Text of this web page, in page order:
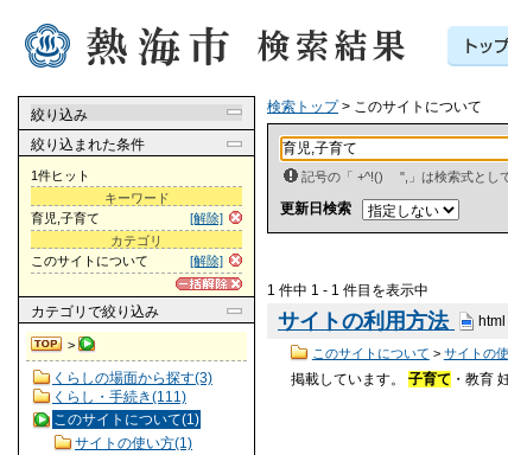
絞り込み
絞り込まれた条件
1件ヒット
キーワード
[解除]
育児,子育て
カテゴリ
[解除]
このサイトについて
カテゴリ で絞り込み
>
くらしの場面から探す(3)
くらし・手続き(111)
このサイトについて(1)
サイトの使い方(1)
検索トップ> このサイトについて
記号の「 +^!() ",」は検索式とし
更新日検索
1 件中 1 - 1 件目を表示中
サイトの利用方法 html
このサイトについて > サイトの
掲載しています。子育て ・教育